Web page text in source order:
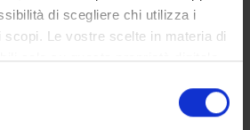
di scegliere chi utilizza i
scopi. Le vostre scelte in materia di
solo su questa proprietà digitale
il proprio consenso in qualsiasi
sui cookie o facendo clic